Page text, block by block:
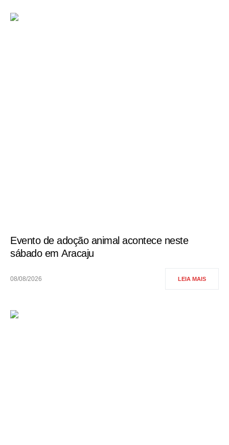
Evento de adoção animal acontece neste
sábado em Aracaju
08/08/2026 LEIA MAIS